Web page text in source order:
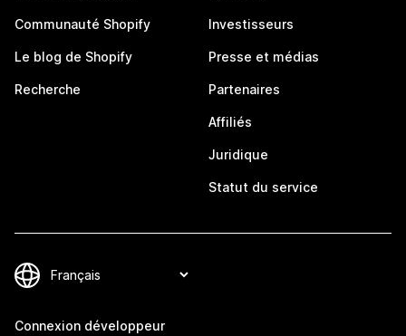
Communauté Shopify
Le blog de Shopify
Recherche
Investisseurs
Presse et médias
Partenaires
Affiliés
Juridique
Statut du service
Connexion développeur